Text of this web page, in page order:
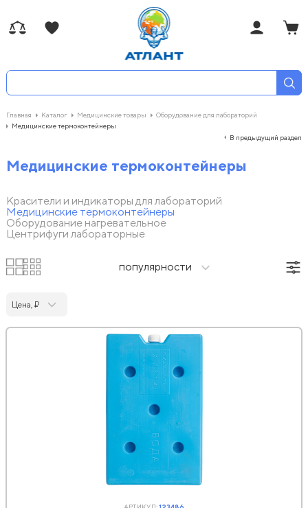
Главная Каталог Медицинские товары
Оборудование для лабораторий
Медицинские термоконтейнеры
В предыдущий раздел
Медицинские термоконтейнеры
Красители и индикаторы для лабораторий
Медицинские термоконтейнеры
Оборудование нагревательное
Центрифуги лабораторные
популярности
Цена, ₽